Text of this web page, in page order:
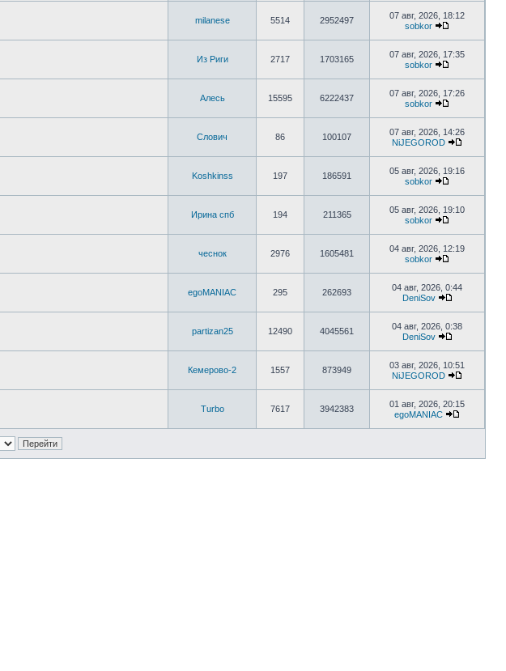
milanese 5514 2952497
07 авг, 2026, 18:12
sobkor
Из Риги 2717 1703165
07 авг, 2026, 17:35
sobkor
Алесь 15595 6222437
07 авг, 2026, 17:26
sobkor
Слович 86 100107
07 авг, 2026, 14:26
NiJEGOROD
Koshkinss 197 186591
05 авг, 2026, 19:16
sobkor
Ирина спб 194 211365
05 авг, 2026, 19:10
sobkor
чеснок 2976 1605481
04 авг, 2026, 12:19
sobkor
egoMANIAC 295 262693
04 авг, 2026, 0:44
DeniSov
partizan25 12490 4045561
04 авг, 2026, 0:38
DeniSov
Кемерово-2 1557 873949
03 авг, 2026, 10:51
NiJEGOROD
Turbo 7617 3942383
01 авг, 2026, 20:15
egoMANIAC